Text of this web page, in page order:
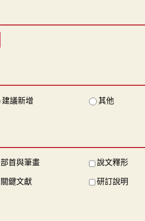
建議新增 其他
部首與筆畫 說文釋形
關鍵文獻 研訂說明